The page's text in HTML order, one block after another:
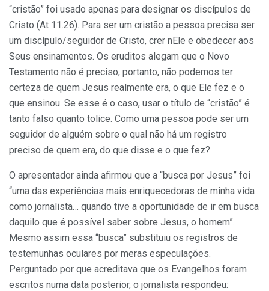
“cristão” foi usado apenas para designar os discípulos de
Cristo (At 11.26). Para ser um cristão a pessoa precisa ser
um discípulo/seguidor de Cristo, crer nEle e obedecer aos
Seus ensinamentos. Os eruditos alegam que o Novo
Testamento não é preciso, portanto, não podemos ter
certeza de quem Jesus realmente era, o que Ele fez e o
que ensinou. Se esse é o caso, usar o título de “cristão” é
tanto falso quanto tolice. Como uma pessoa pode ser um
seguidor de alguém sobre o qual não há um registro
preciso de quem era, do que disse e o que fez?
O apresentador ainda afirmou que a “busca por Jesus” foi
“uma das experiências mais enriquecedoras de minha vida
como jornalista… quando tive a oportunidade de ir em busca
daquilo que é possível saber sobre Jesus, o homem”.
Mesmo assim essa “busca” substituiu os registros de
testemunhas oculares por meras especulações.
Perguntado por que acreditava que os Evangelhos foram
escritos numa data posterior, o jornalista respondeu: